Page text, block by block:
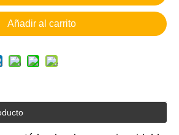
Añadir al carrito